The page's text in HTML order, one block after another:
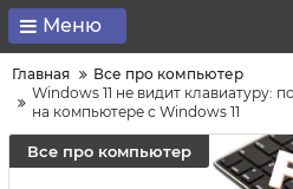
Меню
Главная
Все про компьютер
Windows 11 не видит клавиатуру:
на компьютере с Windows 11
Все про компьютер